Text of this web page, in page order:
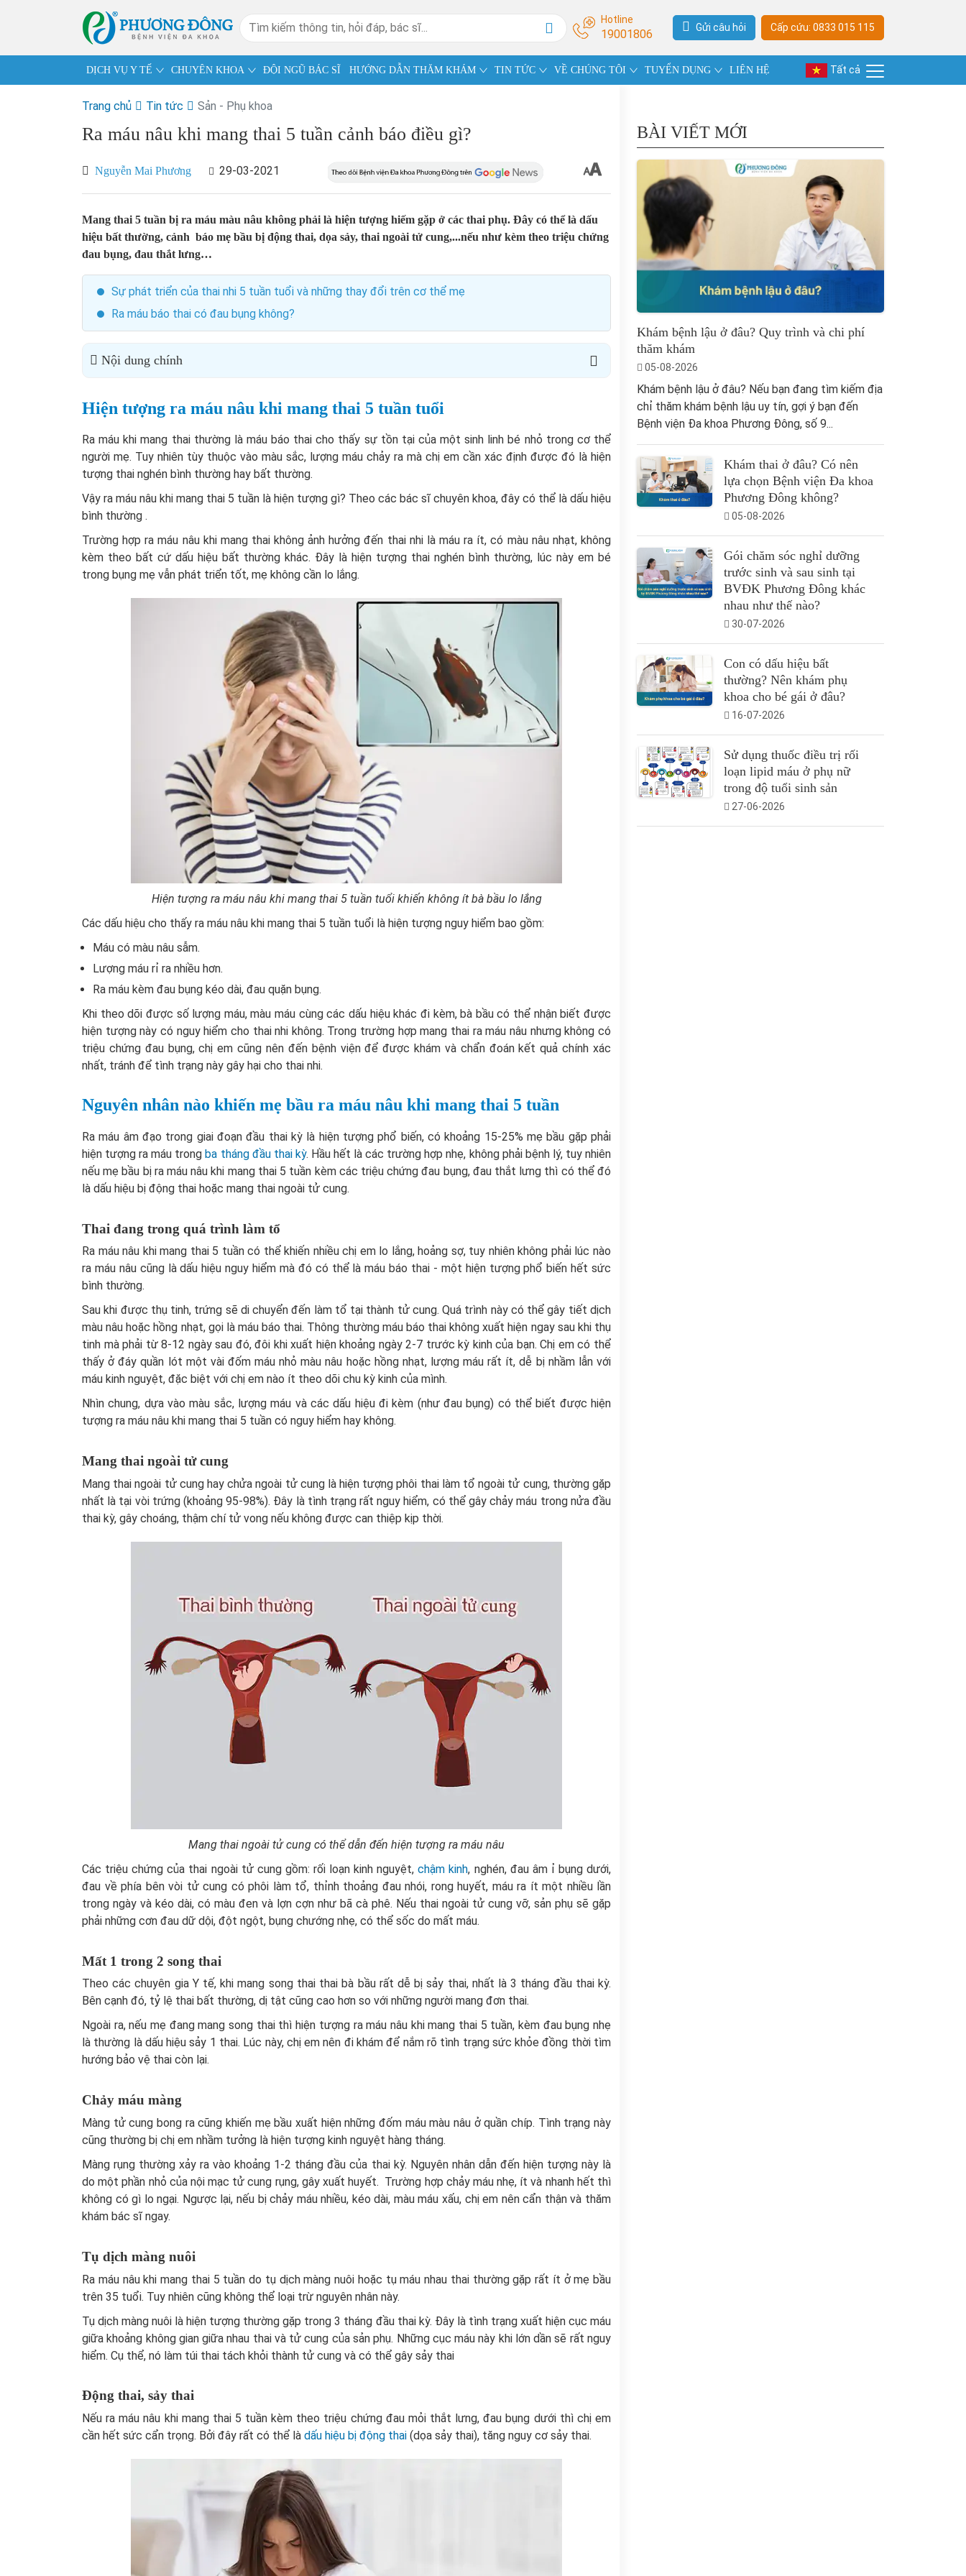
Hotline
19001806 Gửi câu hỏi Cấp cứu: 0833 015 115
DỊCH VỤ Y TẾ CHUYÊN KHOA ĐỘI NGŨ BÁC SĨ HƯỚNG DẪN THĂM KHÁM TIN TỨC VỀ CHÚNG TÔI TUYỂN DỤNG LIÊN HỆ Tất cả
Trang chủ Tin tức Sản - Phụ khoa
Ra máu nâu khi mang thai 5 tuần cảnh báo điều gì?
Nguyễn Mai Phương 29-03-2021
Mang thai 5 tuần bị ra máu màu nâu không phải là hiện tượng hiếm gặp ở các thai phụ. Đây có thể là dấu
hiệu bất thường, cảnh báo mẹ bầu bị động thai, dọa sảy, thai ngoài tử cung,...nếu như kèm theo triệu chứng
đau bụng, đau thắt lưng…
Sự phát triển của thai nhi 5 tuần tuổi và những thay đổi trên cơ thể mẹ
Ra máu báo thai có đau bụng không?
Nội dung chính
Hiện tượng ra máu nâu khi mang thai 5 tuần tuổi
Ra máu khi mang thai thường là máu báo thai cho thấy sự tồn tại của một sinh linh bé nhỏ trong cơ thể
người mẹ. Tuy nhiên tùy thuộc vào màu sắc, lượng máu chảy ra mà chị em cần xác định được đó là hiện
tượng thai nghén bình thường hay bất thường.
Vậy ra máu nâu khi mang thai 5 tuần là hiện tượng gì? Theo các bác sĩ chuyên khoa, đây có thể là dấu hiệu
bình thường .
Trường hợp ra máu nâu khi mang thai không ảnh hưởng đến thai nhi là máu ra ít, có màu nâu nhạt, không
kèm theo bất cứ dấu hiệu bất thường khác. Đây là hiện tượng thai nghén bình thường, lúc này em bé
trong bụng mẹ vẫn phát triển tốt, mẹ không cần lo lắng.
Hiện tượng ra máu nâu khi mang thai 5 tuần tuổi khiến không ít bà bầu lo lắng
Các dấu hiệu cho thấy ra máu nâu khi mang thai 5 tuần tuổi là hiện tượng nguy hiểm bao gồm:
Máu có màu nâu sẫm.
Lượng máu rỉ ra nhiều hơn.
Ra máu kèm đau bụng kéo dài, đau quặn bụng.
Khi theo dõi được số lượng máu, màu máu cùng các dấu hiệu khác đi kèm, bà bầu có thể nhận biết được
hiện tượng này có nguy hiểm cho thai nhi không. Trong trường hợp mang thai ra máu nâu nhưng không có
triệu chứng đau bụng, chị em cũng nên đến bệnh viện để được khám và chẩn đoán kết quả chính xác
nhất, tránh để tình trạng này gây hại cho thai nhi.
Nguyên nhân nào khiến mẹ bầu ra máu nâu khi mang thai 5 tuần
Ra máu âm đạo trong giai đoạn đầu thai kỳ là hiện tượng phổ biến, có khoảng 15-25% mẹ bầu gặp phải
hiện tượng ra máu trongba tháng đầu thai kỳ. Hầu hết là các trường hợp nhẹ, không phải bệnh lý, tuy nhiên
nếu mẹ bầu bị ra máu nâu khi mang thai 5 tuần kèm các triệu chứng đau bụng, đau thắt lưng thì có thể đó
là dấu hiệu bị động thai hoặc mang thai ngoài tử cung.
Thai đang trong quá trình làm tổ
Ra máu nâu khi mang thai 5 tuần có thể khiến nhiều chị em lo lắng, hoảng sợ, tuy nhiên không phải lúc nào
ra máu nâu cũng là dấu hiệu nguy hiểm mà đó có thể là máu báo thai - một hiện tượng phổ biến hết sức
bình thường.
Sau khi được thụ tinh, trứng sẽ di chuyển đến làm tổ tại thành tử cung. Quá trình này có thể gây tiết dịch
màu nâu hoặc hồng nhạt, gọi là máu báo thai. Thông thường máu báo thai không xuất hiện ngay sau khi thụ
tinh mà phải từ 8-12 ngày sau đó, đôi khi xuất hiện khoảng ngày 2-7 trước kỳ kinh của bạn. Chị em có thể
thấy ở đáy quần lót một vài đốm máu nhỏ màu nâu hoặc hồng nhạt, lượng máu rất ít, dễ bị nhầm lẫn với
máu kinh nguyệt, đặc biệt với chị em nào ít theo dõi chu kỳ kinh của mình.
Nhìn chung, dựa vào màu sắc, lượng máu và các dấu hiệu đi kèm (như đau bụng) có thể biết được hiện
tượng ra máu nâu khi mang thai 5 tuần có nguy hiểm hay không.
Mang thai ngoài tử cung
Mang thai ngoài tử cung hay chửa ngoài tử cung là hiện tượng phôi thai làm tổ ngoài tử cung, thường gặp
nhất là tại vòi trứng (khoảng 95-98%). Đây là tình trạng rất nguy hiểm, có thể gây chảy máu trong nửa đầu
thai kỳ, gây choáng, thậm chí tử vong nếu không được can thiệp kịp thời.
Mang thai ngoài tử cung có thể dẫn đến hiện tượng ra máu nâu
Các triệu chứng của thai ngoài tử cung gồm: rối loạn kinh nguyệt,chậm kinh, nghén, đau âm ỉ bụng dưới,
đau về phía bên vòi tử cung có phôi làm tổ, thỉnh thoảng đau nhói, rong huyết, máu ra ít một nhiều lần
trong ngày và kéo dài, có màu đen và lợn cợn như bã cà phê. Nếu thai ngoài tử cung vỡ, sản phụ sẽ gặp
phải những cơn đau dữ dội, đột ngột, bụng chướng nhẹ, có thể sốc do mất máu.
Mất 1 trong 2 song thai
Theo các chuyên gia Y tế, khi mang song thai thai bà bầu rất dễ bị sảy thai, nhất là 3 tháng đầu thai kỳ.
Bên cạnh đó, tỷ lệ thai bất thường, dị tật cũng cao hơn so với những người mang đơn thai.
Ngoài ra, nếu mẹ đang mang song thai thì hiện tượng ra máu nâu khi mang thai 5 tuần, kèm đau bụng nhẹ
là thường là dấu hiệu sảy 1 thai. Lúc này, chị em nên đi khám để nắm rõ tình trạng sức khỏe đồng thời tìm
hướng bảo vệ thai còn lại.
Chảy máu màng
Màng tử cung bong ra cũng khiến mẹ bầu xuất hiện những đốm máu màu nâu ở quần chíp. Tình trạng này
cũng thường bị chị em nhầm tưởng là hiện tượng kinh nguyệt hàng tháng.
Màng rụng thường xảy ra vào khoảng 1-2 tháng đầu của thai kỳ. Nguyên nhân dẫn đến hiện tượng này là
do một phần nhỏ của nội mạc tử cung rụng, gây xuất huyết. Trường hợp chảy máu nhẹ, ít và nhanh hết thì
không có gì lo ngại. Ngược lại, nếu bị chảy máu nhiều, kéo dài, màu máu xấu, chị em nên cẩn thận và thăm
khám bác sĩ ngay.
Tụ dịch màng nuôi
Ra máu nâu khi mang thai 5 tuần do tụ dịch màng nuôi hoặc tụ máu nhau thai thường gặp rất ít ở mẹ bầu
trên 35 tuổi. Tuy nhiên cũng không thể loại trừ nguyên nhân này.
Tụ dịch màng nuôi là hiện tượng thường gặp trong 3 tháng đầu thai kỳ. Đây là tình trạng xuất hiện cục máu
giữa khoảng không gian giữa nhau thai và tử cung của sản phụ. Những cục máu này khi lớn dần sẽ rất nguy
hiểm. Cụ thể, nó làm túi thai tách khỏi thành tử cung và có thể gây sảy thai
Động thai, sảy thai
Nếu ra máu nâu khi mang thai 5 tuần kèm theo triệu chứng đau mỏi thắt lưng, đau bụng dưới thì chị em
cần hết sức cẩn trọng. Bởi đây rất có thể là dấu hiệu bị động thai (dọa sảy thai), tăng nguy cơ sảy thai.
BÀI VIẾT MỚI
Khám bệnh lậu ở đâu? Quy trình và chi phí
thăm khám
05-08-2026
Khám bệnh lậu ở đâu? Nếu bạn đang tìm kiếm địa
chỉ thăm khám bệnh lậu uy tín, gợi ý bạn đến
Bệnh viện Đa khoa Phương Đông, số 9...
Khám thai ở đâu? Có nên
lựa chọn Bệnh viện Đa khoa
Phương Đông không?
05-08-2026
Gói chăm sóc nghỉ dưỡng
trước sinh và sau sinh tại
BVĐK Phương Đông khác
nhau như thế nào?
30-07-2026
Con có dấu hiệu bất
thường? Nên khám phụ
khoa cho bé gái ở đâu?
16-07-2026
Sử dụng thuốc điều trị rối
loạn lipid máu ở phụ nữ
trong độ tuổi sinh sản
27-06-2026